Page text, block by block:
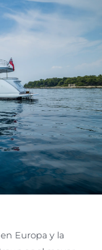
Europa y la